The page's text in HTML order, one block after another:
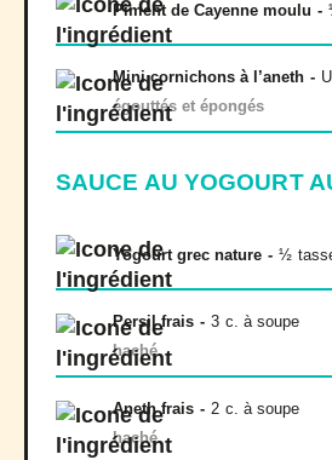
Piment de Cayenne moulu -
Mini cornichons à l’aneth -
égouttés et épongés
SAUCE AU YOGOURT
Yogourt grec nature - ½
Persil frais - 3 c. à soupe
haché
Aneth frais - 2 c. à soupe
haché